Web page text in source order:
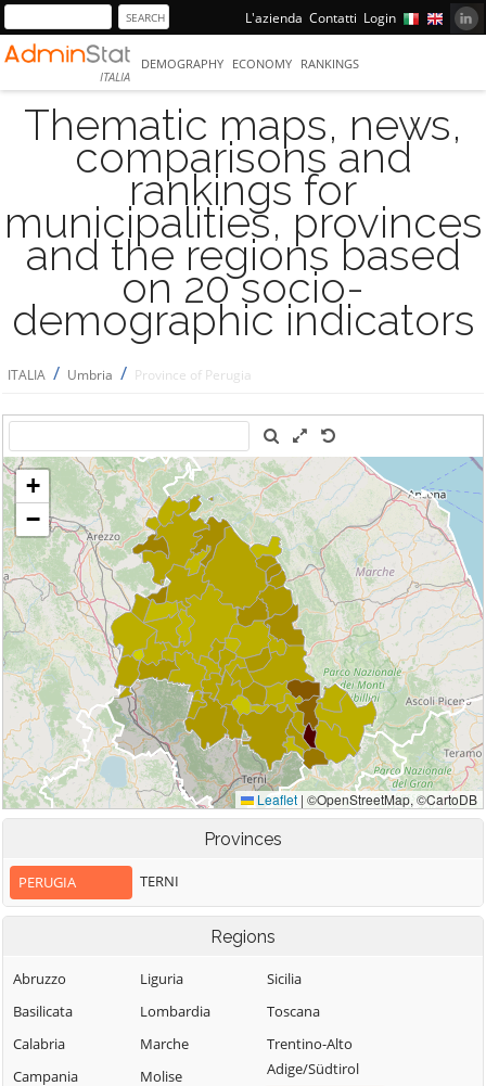
L'azienda Contatti Login
ITALIA
DEMOGRAPHY ECONOMY RANKINGS
Thematic maps, news,
comparisons and
rankings for
municipalities, provinces
and the regions based
on 20 socio-
demographic indicators
ITALIA / Umbria / Province of Perugia
Provinces
PERUGIA TERNI
Regions
Abruzzo
Basilicata
Calabria
Campania
Liguria
Lombardia
Marche
Molise
Sicilia
Toscana
Trentino-Alto
Adige/Südtirol